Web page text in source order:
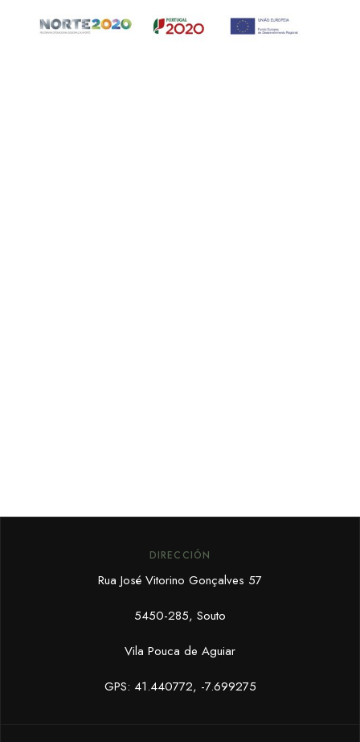
DIRECCIÓN
Rua José Vitorino Gonçalves 57
5450-285, Souto
Vila Pouca de Aguiar
GPS: 41.440772, -7.699275